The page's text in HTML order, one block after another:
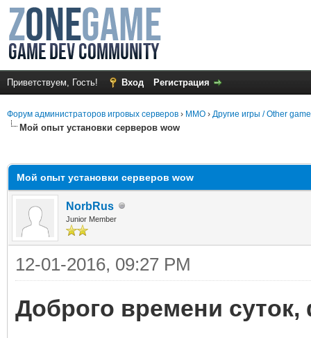
Приветствуем, Гость! Вход Регистрация
Форум администраторов игровых серверов › MMO › Другие игры / Other
Мой опыт установки серверов wow
Мой опыт установки серверов wow
NorbRus
Junior Member
12-01-2016, 09:27 PM
Доброго времени